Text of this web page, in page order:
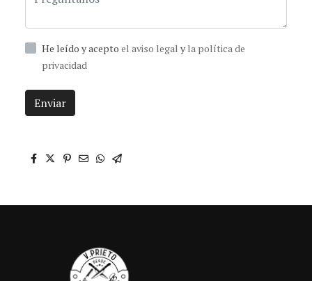
He leído y acepto el aviso legal y la política de
privacidad
Enviar